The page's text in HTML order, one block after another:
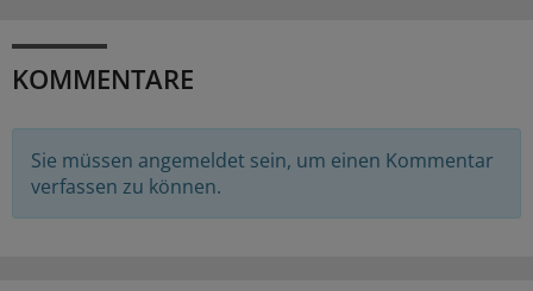
KOMMENTARE
Sie müssen angemeldet sein, um einen Kommentar
verfassen zu können.